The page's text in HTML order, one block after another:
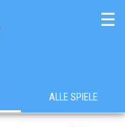
☰
ALLE SPIELE